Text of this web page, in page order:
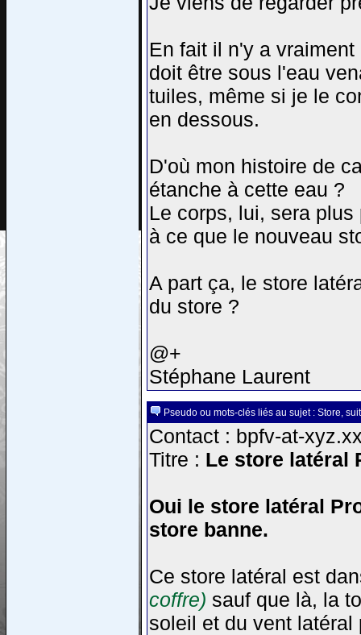
En fait il n'y a
doit être sous l'eau
tuiles, même si je le
en dessous.
D'où mon histoire de
étanche à cette eau ?
Le corps, lui, sera
à ce que le nouveau
A part ça, le store
du store ?
@+
Stéphane Laurent
Pseudo ou mots-clés liés au sujet : Store,
Contact : bpfv-at-
Titre : Le store latéral
Oui le store latéral
store banne.
Ce store latéral est
coffre) sauf que là, la
soleil et du vent